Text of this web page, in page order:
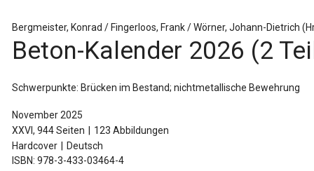
(26.11.26)
(3.12.26)
Kalender-Preisreduzierung
Bauen im Bestand
Bauphysik
Baurecht
Zeitschriften Newsletter
Bergmeister, Konrad / Fingerloos, Frank / Wörner, Johann-Dietrich
Beton-Kalender 2026 (2
Schwerpunkte: Brücken im Bestand; nichtmetallische Bewehrung
November 2025
XXVI, 944 Seiten
123 Abbildungen
Hardcover
Deutsch
ISBN: 978-3-433-03464-4